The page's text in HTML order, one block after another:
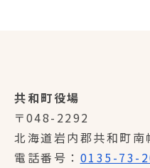
共和町役場
〒048-2292
北海道岩内郡共和町
電話番号
0135-73-